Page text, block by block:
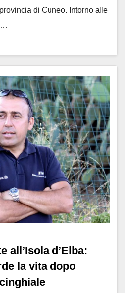
di Cuneo. Intorno alle
all’Isola d’Elba:
la vita dopo